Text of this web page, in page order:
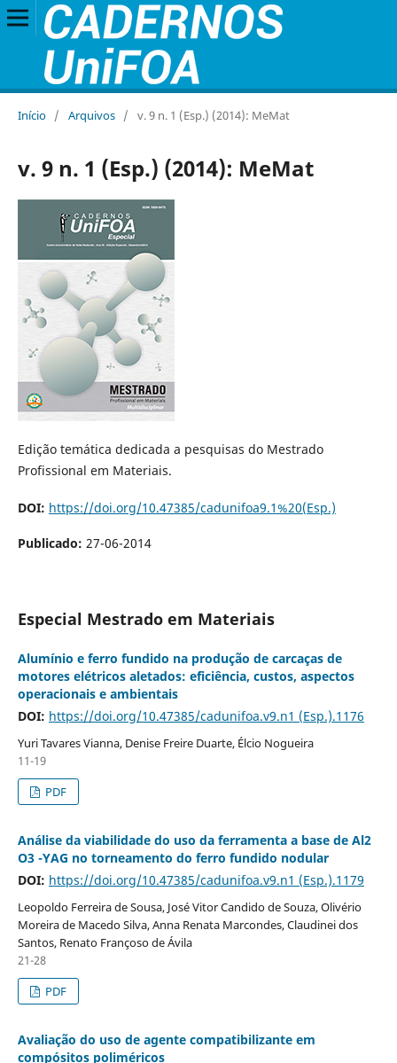
Início / Arquivos / v. 9 n. 1 (Esp.) (2014): MeMat
v. 9 n. 1 (Esp.) (2014): MeMat
Edição temática dedicada a pesquisas do Mestrado
Profissional em Materiais.
DOI: https://doi.org/10.47385/cadunifoa9.1%20(Esp.)
Publicado: 27-06-2014
Especial Mestrado em Materiais
Alumínio e ferro fundido na produção de carcaças de
motores elétricos aletados: eficiência, custos, aspectos
operacionais e ambientais
DOI: https://doi.org/10.47385/cadunifoa.v9.n1 (Esp.).1176
Yuri Tavares Vianna, Denise Freire Duarte, Élcio Nogueira
11-19
PDF
Análise da viabilidade do uso da ferramenta a base de Al2
O3 -YAG no torneamento do ferro fundido nodular
DOI: https://doi.org/10.47385/cadunifoa.v9.n1 (Esp.).1179
Leopoldo Ferreira de Sousa, José Vitor Candido de Souza, Olivério
Moreira de Macedo Silva, Anna Renata Marcondes, Claudinei dos
Santos, Renato Françoso de Ávila
21-28
PDF
Avaliação do uso de agente compatibilizante em
compósitos poliméricos